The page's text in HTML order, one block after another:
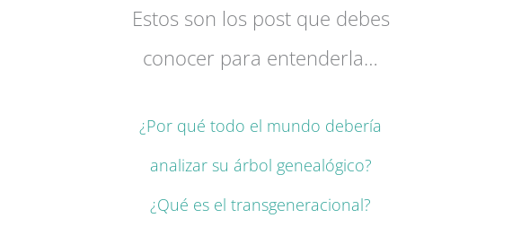
Estos son los post que debes
conocer para entenderla…
¿Por qué todo el mundo debería
analizar su árbol genealógico?
¿Qué es el transgeneracional?